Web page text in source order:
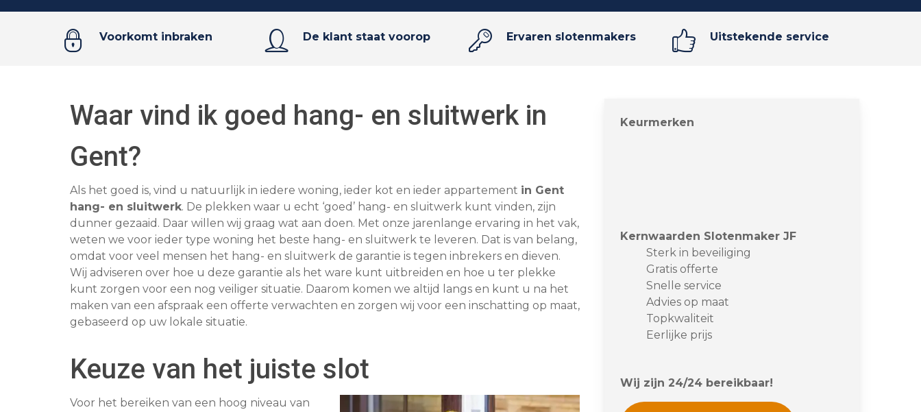
Voorkomt inbraken De klant staat voorop Ervaren slotenmakers Uitstekende service
Waar vind ik goed hang- en sluitwerk in
Gent?
Als het goed is, vind u natuurlijk in iedere woning, ieder kot en ieder appartement in Gent
hang- en sluitwerk. De plekken waar u echt ‘goed’ hang- en sluitwerk kunt vinden, zijn
dunner gezaaid. Daar willen wij graag wat aan doen. Met onze jarenlange ervaring in het vak,
weten we voor ieder type woning het beste hang- en sluitwerk te leveren. Dat is van belang,
omdat voor veel mensen het hang- en sluitwerk de garantie is tegen inbrekers en dieven.
Wij adviseren over hoe u deze garantie als het ware kunt uitbreiden en hoe u ter plekke
kunt zorgen voor een nog veiliger situatie. Daarom komen we altijd langs en kunt u na het
maken van een afspraak een offerte verwachten en zorgen wij voor een inschatting op maat,
gebaseerd op uw lokale situatie.
Keuze van het juiste slot
Voor het bereiken van een hoog niveau van
Keurmerken
Kernwaarden Slotenmaker JF
Sterk in beveiliging
Gratis offerte
Snelle service
Advies op maat
Topkwaliteit
Eerlijke prijs
Wij zijn 24/24 bereikbaar!